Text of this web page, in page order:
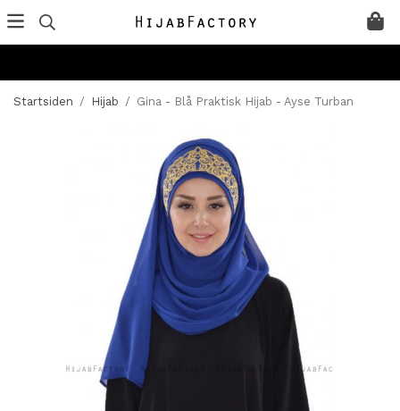
Startsiden / Hijab / Gina - Blå Praktisk Hijab - Ayse Turban